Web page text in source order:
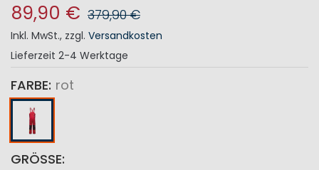
89,90 € 379,90 €
Inkl. MwSt., zzgl. Versandkosten
Lieferzeit 2-4 Werktage
FARBE rot
GRÖSSE